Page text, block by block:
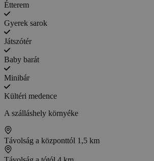
Étterem
Gyerek sarok
Játszótér
Baby barát
Minibár
Kültéri medence
A szálláshely környéke
Távolság a központtól 1,5 km